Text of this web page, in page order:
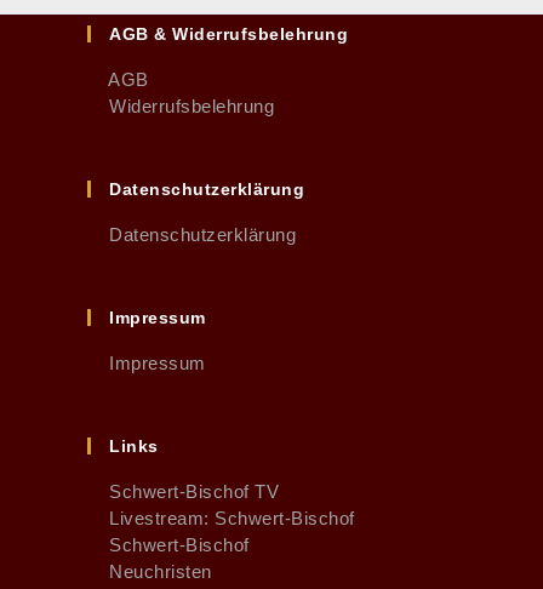
AGB & Widerrufsbelehrung
AGB
Widerrufsbelehrung
Datenschutzerklärung
Datenschutzerklärung
Impressum
Impressum
Links
Schwert-Bischof TV
Livestream: Schwert-Bischof
Schwert-Bischof
Neuchristen